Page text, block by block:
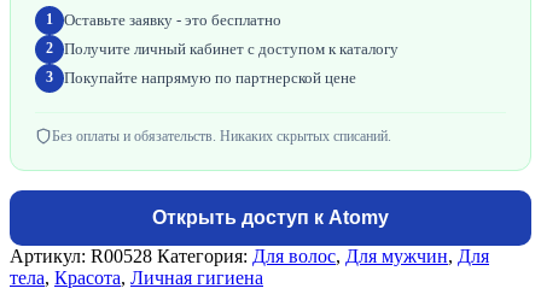
1 Оставьте заявку - это бесплатно
2 Получите личный кабинет с доступом к каталогу
3 Покупайте напрямую по партнерской цене
Без оплаты и обязательств. Никаких скрытых списаний.
Открыть доступ к Atomy
Артикул: R00528 Категория: Для волос, Для мужчин, Для
тела, Красота, Личная гигиена